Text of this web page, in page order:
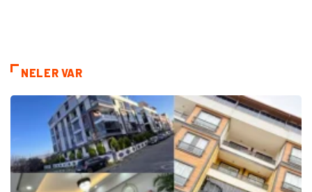
NELER VAR